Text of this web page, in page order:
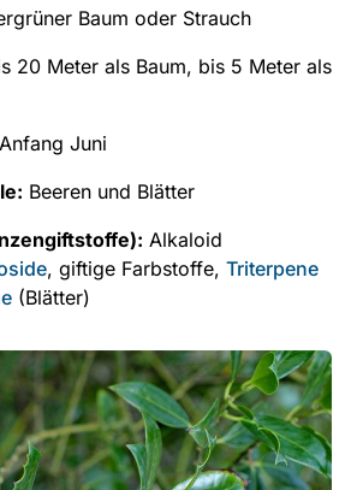
Baum oder Strauch
20 Meter als Baum, bis 5 Meter als
Juni
Beeren und Blätter
Alkaloid
, giftige Farbstoffe, Triterpene
(Blätter)